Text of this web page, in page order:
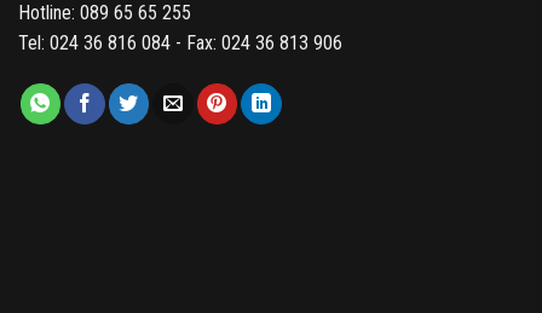
Hotline: 089 65 65 255
Tel: 024 36 816 084 - Fax: 024 36 813 906